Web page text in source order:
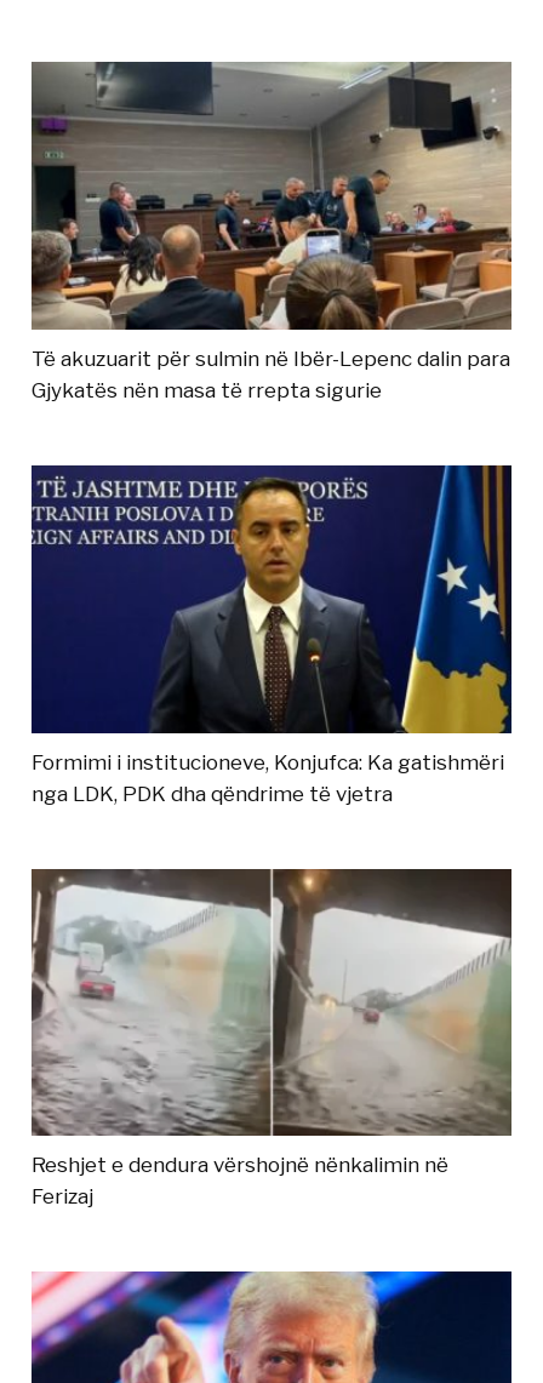
Të akuzuarit për sulmin në Ibër-Lepenc dalin para
Gjykatës nën masa të rrepta sigurie
Formimi i institucioneve, Konjufca: Ka gatishmëri
nga LDK, PDK dha qëndrime të vjetra
Reshjet e dendura vërshojnë nënkalimin në
Ferizaj